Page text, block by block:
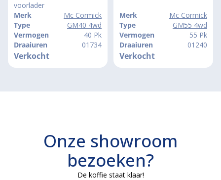
voorlader
Merk
Mc Cormick
Type
GM40 4wd
Vermogen
40 Pk
Draaiuren
01734
Verkocht
Merk
Mc Cormick
Type
GM55 4wd
Vermogen
55 Pk
Draaiuren
01240
Verkocht
Onze showroom
bezoeken?
De koffie staat klaar!